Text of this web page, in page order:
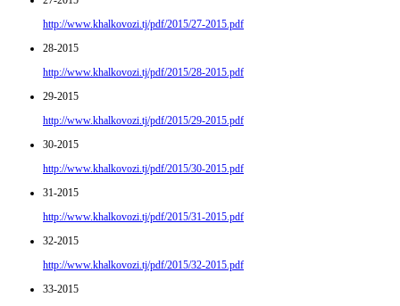
http://www.khalkovozi.tj/pdf/2015/27-2015.pdf
28-2015
http://www.khalkovozi.tj/pdf/2015/28-2015.pdf
29-2015
http://www.khalkovozi.tj/pdf/2015/29-2015.pdf
30-2015
http://www.khalkovozi.tj/pdf/2015/30-2015.pdf
31-2015
http://www.khalkovozi.tj/pdf/2015/31-2015.pdf
32-2015
http://www.khalkovozi.tj/pdf/2015/32-2015.pdf
33-2015